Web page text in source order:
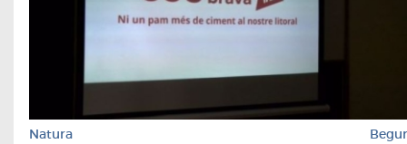
Natura Begur